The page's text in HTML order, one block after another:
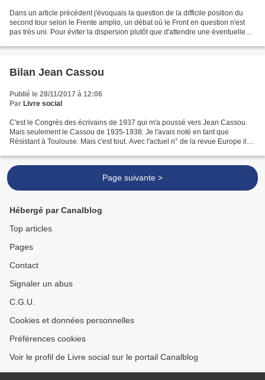
Dans un article précédent j'évoquais la question de la difficile position du
second tour selon le Frente amplio, un débat où le Front en question n'est
pas très uni. Pour éviter la dispersion plutôt que d'attendre une éventuelle
Bilan Jean Cassou
Publié le 28/11/2017 à 12:06
Par Livre social
C'est le Congrès des écrivains de 1937 qui m'a poussé vers Jean Cassou.
Mais seulement le Cassou de 1935-1938. Je l'avais noté en tant que
Résistant à Toulouse. Mais c'est tout. Avec l'actuel n° de la revue Europe il
Page suivante >
Hébergé par Canalblog
Top articles
Pages
Contact
Signaler un abus
C.G.U.
Cookies et données personnelles
Préférences cookies
Voir le profil de Livre social sur le portail Canalblog